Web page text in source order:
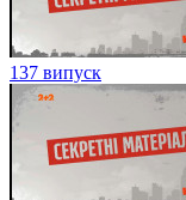
137 випуск